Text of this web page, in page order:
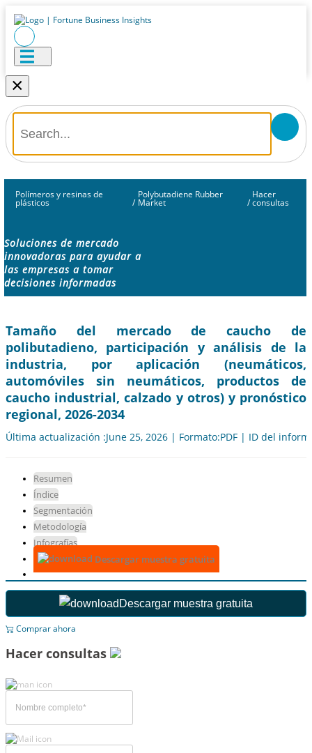
×
Polímeros y resinas de
plásticos /
Polybutadiene Rubber
Market /
Hacer
consultas
Soluciones de mercado
innovadoras para ayudar a
las empresas a tomar
decisiones informadas
Tamaño del mercado de caucho de
polibutadieno, participación y análisis de la
industria, por aplicación (neumáticos,
automóviles sin neumáticos, productos de
caucho industrial, calzado y otros) y pronóstico
regional, 2026-2034
Última actualización :June 25, 2026 | Formato:PDF | ID del
Resumen
Índice
Segmentación
Metodología
Infografías
Descargar muestra gratuita
Descargar muestra gratuita
Comprar ahora
Hacer consultas